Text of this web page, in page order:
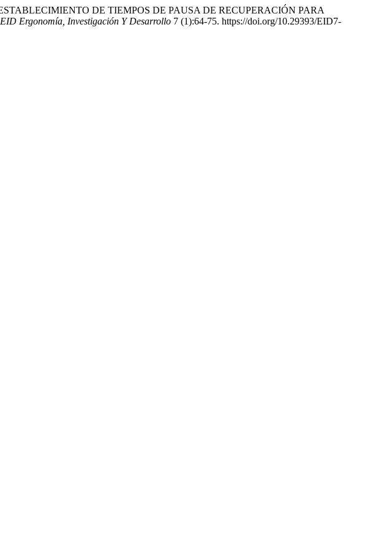
DE TIEMPOS DE PAUSA DE RECUPERACIÓN PARA
EID Ergonomía, Investigación Y Desarrollo 7 (1):64-75. https://doi.org/10.29393/EID7-